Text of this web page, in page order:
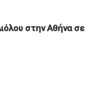
στην Αθήνα σε